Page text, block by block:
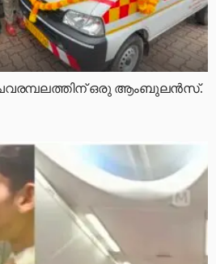
ഒരു ആംബുലൻസ്.